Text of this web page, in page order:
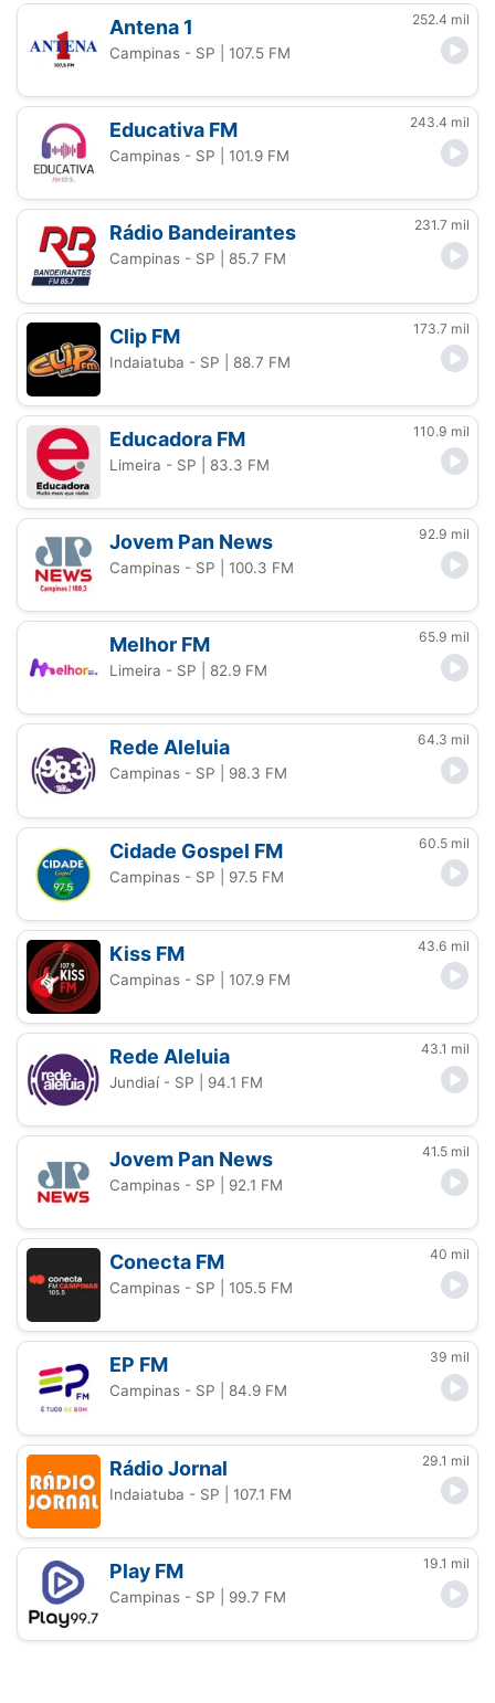
Antena 1 252.4 mil
Campinas - SP | 107.5 FM
Educativa FM 243.4 mil
Campinas - SP | 101.9 FM
Rádio Bandeirantes 231.7 mil
Campinas - SP | 85.7 FM
Clip FM 173.7 mil
Indaiatuba - SP | 88.7 FM
Educadora FM 110.9 mil
Limeira - SP | 83.3 FM
Jovem Pan News 92.9 mil
Campinas - SP | 100.3 FM
Melhor FM 65.9 mil
Limeira - SP | 82.9 FM
Rede Aleluia 64.3 mil
Campinas - SP | 98.3 FM
Cidade Gospel FM 60.5 mil
Campinas - SP | 97.5 FM
Kiss FM 43.6 mil
Campinas - SP | 107.9 FM
Rede Aleluia 43.1 mil
Jundiaí - SP | 94.1 FM
Jovem Pan News 41.5 mil
Campinas - SP | 92.1 FM
Conecta FM 40 mil
Campinas - SP | 105.5 FM
EP FM 39 mil
Campinas - SP | 84.9 FM
Rádio Jornal 29.1 mil
Indaiatuba - SP | 107.1 FM
Play FM 19.1 mil
Campinas - SP | 99.7 FM